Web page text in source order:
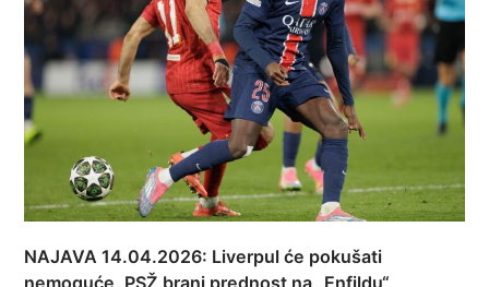
NAJAVA 14.04.2026: Liverpul će pokušati